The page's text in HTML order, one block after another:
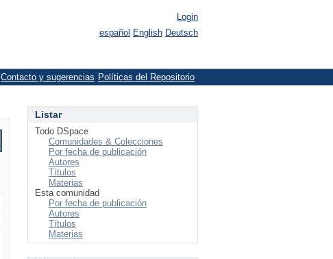
Login
español English Deutsch
Políticas del Repositorio
Contacto y sugerencias
Listar
Todo DSpace
Comunidades & Colecciones
Por fecha de publicación
Autores
Títulos
Materias
Esta comunidad
Por fecha de publicación
Autores
Títulos
Materias